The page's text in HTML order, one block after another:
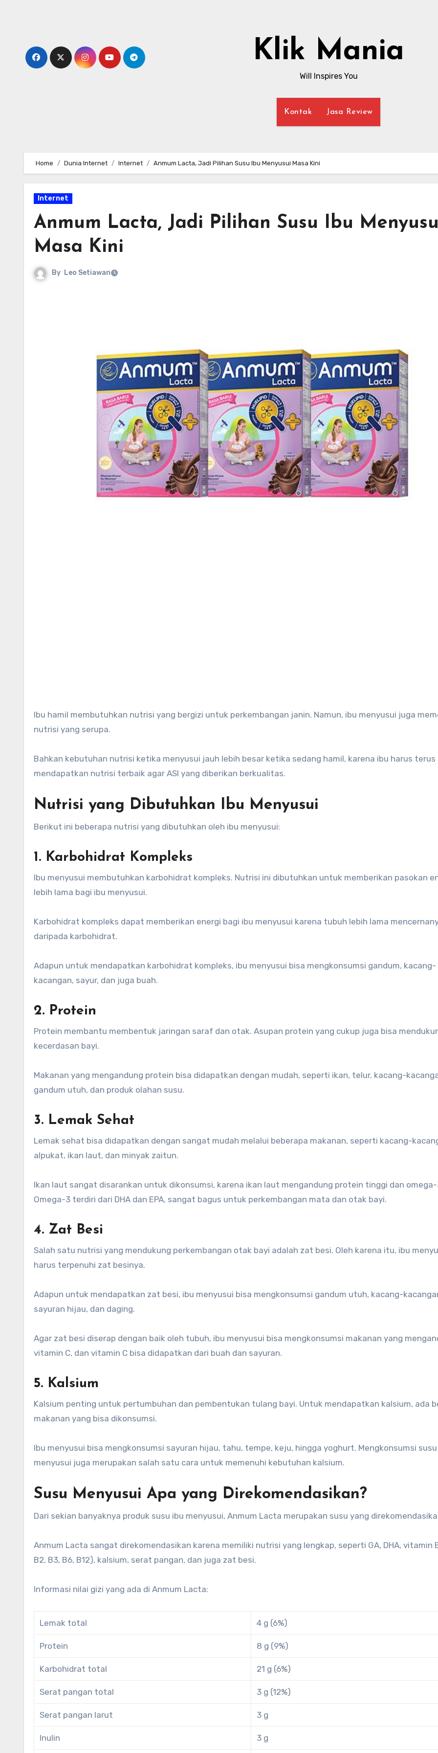
Klik Mania
Will Inspires You
Kontak Jasa Review
Home Dunia Internet Internet Anmum Lacta, Jadi Pilihan Susu Ibu Menyusui Masa Kini
Internet
Anmum Lacta, Jadi Pilihan Susu Ibu
Masa Kini
By Leo Setiawan
Ibu hamil membutuhkan nutrisi yang bergizi untuk perkembangan janin. Namun, ibu menyusui juga memerlukan
nutrisi yang serupa.
Bahkan kebutuhan nutrisi ketika menyusui jauh lebih besar ketika sedang hamil, karena ibu harus terus
mendapatkan nutrisi terbaik agar ASI yang diberikan berkualitas.
Nutrisi yang Dibutuhkan Ibu Menyusui
Berikut ini beberapa nutrisi yang dibutuhkan oleh ibu menyusui:
1. Karbohidrat Kompleks
Ibu menyusui membutuhkan karbohidrat kompleks. Nutrisi ini dibutuhkan untuk memberikan pasokan
lebih lama bagi ibu menyusui.
Karbohidrat kompleks dapat memberikan energi bagi ibu menyusui karena tubuh lebih lama
daripada karbohidrat.
Adapun untuk mendapatkan karbohidrat kompleks, ibu menyusui bisa mengkonsumsi gandum, kacang-
kacangan, sayur, dan juga buah.
2. Protein
Protein membantu membentuk jaringan saraf dan otak. Asupan protein yang cukup juga bisa
kecerdasan bayi.
Makanan yang mengandung protein bisa didapatkan dengan mudah, seperti ikan, telur, kacang-
gandum utuh, dan produk olahan susu.
3. Lemak Sehat
Lemak sehat bisa didapatkan dengan sangat mudah melalui beberapa makanan, seperti kacang-
alpukat, ikan laut, dan minyak zaitun.
Ikan laut sangat disarankan untuk dikonsumsi, karena ikan laut mengandung protein tinggi dan
Omega-3 terdiri dari DHA dan EPA, sangat bagus untuk perkembangan mata dan otak bayi.
4. Zat Besi
Salah satu nutrisi yang mendukung perkembangan otak bayi adalah zat besi. Oleh karena itu, ibu
harus terpenuhi zat besinya.
Adapun untuk mendapatkan zat besi, ibu menyusui bisa mengkonsumsi gandum utuh, kacang-
sayuran hijau, dan daging.
Agar zat besi diserap dengan baik oleh tubuh, ibu menyusui bisa mengkonsumsi makanan yang
vitamin C, dan vitamin C bisa didapatkan dari buah dan sayuran.
5. Kalsium
Kalsium penting untuk pertumbuhan dan pembentukan tulang bayi. Untuk mendapatkan kalsium, ada
makanan yang bisa dikonsumsi.
Ibu menyusui bisa mengkonsumsi sayuran hijau, tahu, tempe, keju, hingga yoghurt. Mengkonsumsi
menyusui juga merupakan salah satu cara untuk memenuhi kebutuhan kalsium.
Susu Menyusui Apa yang Direkomendasikan?
Dari sekian banyaknya produk susu ibu menyusui, Anmum Lacta merupakan susu yang
Anmum Lacta sangat direkomendasikan karena memiliki nutrisi yang lengkap, seperti GA, DHA, vitamin
B2, B3, B6, B12), kalsium, serat pangan, dan juga zat besi.
Informasi nilai gizi yang ada di Anmum Lacta:
Lemak total 4 g (6%)
Protein 8 g (9%)
Karbohidrat total 21 g (6%)
Serat pangan total 3 g (12%)
Serat pangan larut 3 g
Inulin 3 g